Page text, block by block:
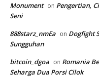
Monument on Pengertian,
Seni
888starz_nmEa on Dogfight
Sungguhan
bitcoin_dgoa on Romania
Seharga Dua Porsi Cilok